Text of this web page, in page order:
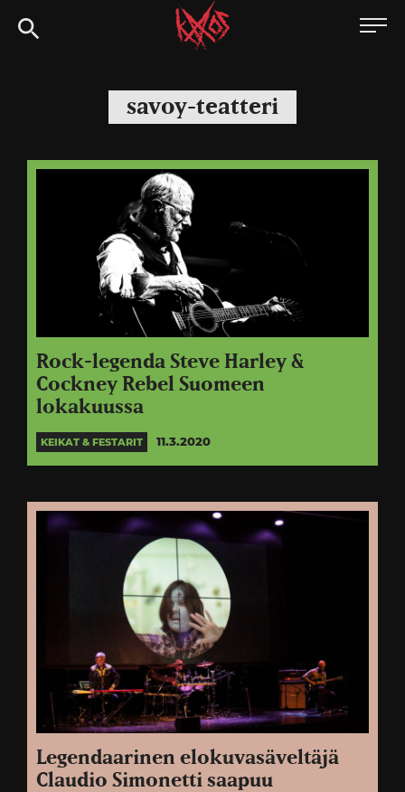
Siirry
suoraan
Kaaoszine
savoy-teatteri
Rock-legenda Steve Harley &
Cockney Rebel Suomeen
lokakuussa
KEIKAT & FESTARIT 11.3.2020
Legendaarinen elokuvasäveltäjä
Claudio Simonetti saapuu